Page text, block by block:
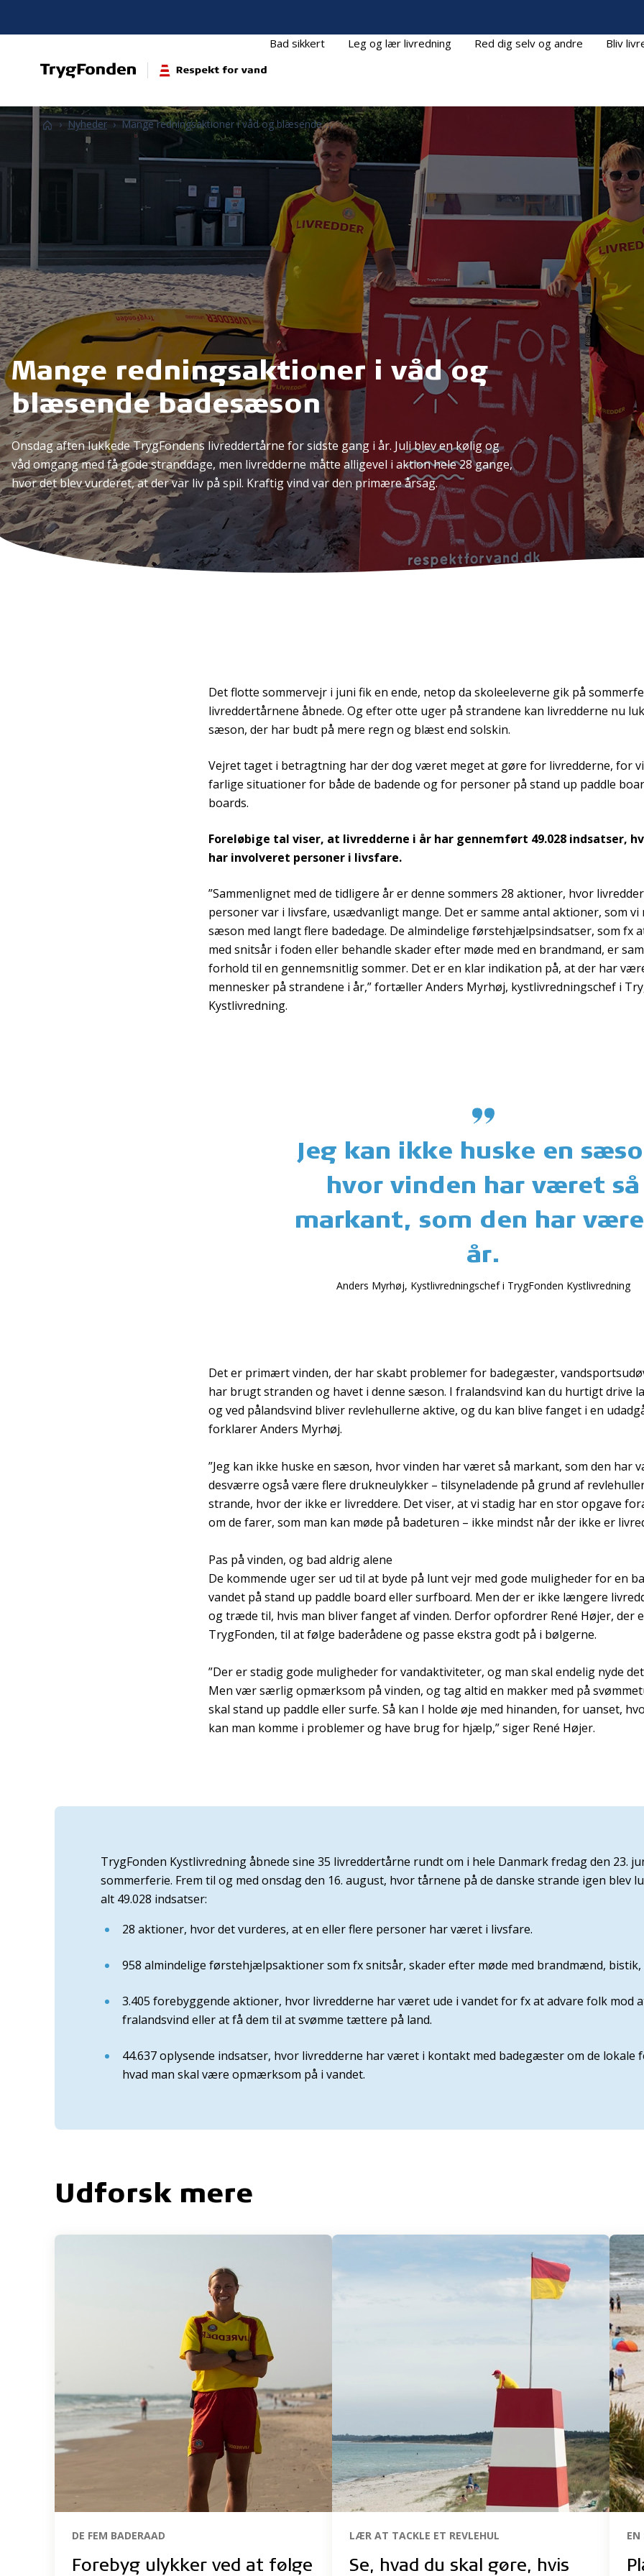
Bad sikkert Leg og lær livredning Red dig selv og andre Bliv
Respektforvand.dk
Nyheder Mange redningsaktioner i våd og blæsende badesæson
Mange redningsaktioner i våd og
blæsende badesæson
Onsdag aften lukkede TrygFondens livreddertårne for sidste gang i år. Juli blev en kølig og
våd omgang med få gode stranddage, men livredderne måtte alligevel i aktion hele 28 gange,
hvor det blev vurderet, at der var liv på spil. Kraftig vind var den primære årsag.
Det flotte sommervejr i juni fik en ende, netop da skoleeleverne gik på
livreddertårnene åbnede. Og efter otte uger på strandene kan livredderne nu
sæson, der har budt på mere regn og blæst end solskin.
Vejret taget i betragtning har der dog været meget at gøre for livredderne, for
farlige situationer for både de badende og for personer på stand up paddle
boards.
Foreløbige tal viser, at livredderne i år har gennemført 49.028 indsatser,
har involveret personer i livsfare.
”Sammenlignet med de tidligere år er denne sommers 28 aktioner, hvor
personer var i livsfare, usædvanligt mange. Det er samme antal aktioner, som vi
sæson med langt flere badedage. De almindelige førstehjælpsindsatser, som fx
med snitsår i foden eller behandle skader efter møde med en brandmand, er
forhold til en gennemsnitlig sommer. Det er en klar indikation på, at der har
mennesker på strandene i år,” fortæller Anders Myrhøj, kystlivredningschef i
Kystlivredning.
Jeg kan ikke huske en
hvor vinden har været så
markant, som den har
år.
Anders Myrhøj, Kystlivredningschef i TrygFonden Kystlivredning
Det er primært vinden, der har skabt problemer for badegæster,
har brugt stranden og havet i denne sæson. I fralandsvind kan du hurtigt drive
og ved pålandsvind bliver revlehullerne aktive, og du kan blive fanget i en
forklarer Anders Myrhøj.
”Jeg kan ikke huske en sæson, hvor vinden har været så markant, som den har
desværre også være flere drukneulykker – tilsyneladende på grund af
strande, hvor der ikke er livreddere. Det viser, at vi stadig har en stor opgave
om de farer, som man kan møde på badeturen – ikke mindst når der ikke er
Pas på vinden, og bad aldrig alene
De kommende uger ser ud til at byde på lunt vejr med gode muligheder for en
vandet på stand up paddle board eller surfboard. Men der er ikke længere
og træde til, hvis man bliver fanget af vinden. Derfor opfordrer René Højer, der
TrygFonden, til at følge baderådene og passe ekstra godt på i bølgerne.
”Der er stadig gode muligheder for vandaktiviteter, og man skal endelig nyde
Men vær særlig opmærksom på vinden, og tag altid en makker med på
skal stand up paddle eller surfe. Så kan I holde øje med hinanden, for uanset,
kan man komme i problemer og have brug for hjælp,” siger René Højer.
TrygFonden Kystlivredning åbnede sine 35 livreddertårne rundt om i hele Danmark fredag den 23.
sommerferie. Frem til og med onsdag den 16. august, hvor tårnene på de danske strande igen blev
alt 49.028 indsatser:
28 aktioner, hvor det vurderes, at en eller flere personer har været i livsfare.
958 almindelige førstehjælpsaktioner som fx snitsår, skader efter møde med brandmænd,
3.405 forebyggende aktioner, hvor livredderne har været ude i vandet for fx at advare folk mod
fralandsvind eller at få dem til at svømme tættere på land.
44.637 oplysende indsatser, hvor livredderne har været i kontakt med badegæster om de lokale
hvad man skal være opmærksom på i vandet.
Udforsk mere
DE FEM BADERAAD
Forebyg ulykker ved at følge
LÆR AT TACKLE ET REVLEHUL
Se, hvad du skal gøre, hvis
EN